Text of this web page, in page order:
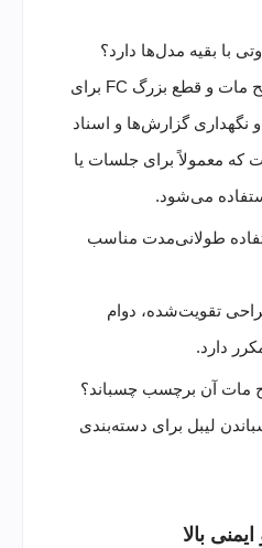
این پاکت به‌دلیل سطح مات و قطع بزرگ FC برای
و نگهداری گزارش‌ها و اسناد
معمولاً برای جلسات یا
می‌شود.
طولانی‌مدت مناسب
تقویت‌شده، دوام
دارد.
مات آن برچسب چسباند؟
لیبل برای دسته‌بندی
بالا